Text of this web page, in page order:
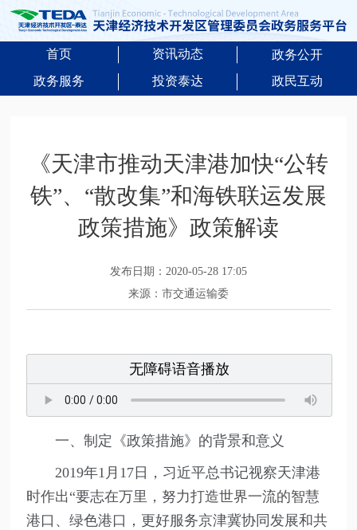
首页 资讯动态
政务公开
政务服务
投资泰达 政民互动
《天津市推动天津港加快“公转
铁”、“散改集”和海铁联运发展
政策措施》政策解读
发布日期：2020-05-28 17:05
来源：市交通运输委
无障碍语音播放
一、制定《政策措施》的背景和意义
2019年1月17日，习近平总书记视察天津港
时作出“要志在万里，努力打造世界一流的智慧
港口、绿色港口，更好服务京津冀协同发展和共